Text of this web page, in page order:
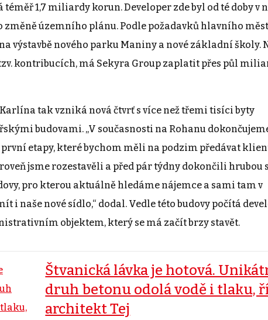
téměř 1,7 miliardy korun. Developer zde byl od té doby v
změně územního plánu. Podle požadavků hlavního
výstavbě nového parku Maniny a nové základní školy.
kontribucích, má Sekyra Group zaplatit přes půl
tak vzniká nová čtvrť s více než třemi tisíci byty
budovami. „V současnosti na Rohanu
první etapy, které bychom měli na podzim předávat
jsme rozestavěli a před pár týdny dokončili hrubou
pro kterou aktuálně hledáme nájemce a sami tam v
i naše nové sídlo,“ dodal. Vedle této budovy počítá
objektem, který se má začít brzy stavět.
Štvanická lávka je hotová.
druh betonu odolá vodě i tlaku,
architekt Tej